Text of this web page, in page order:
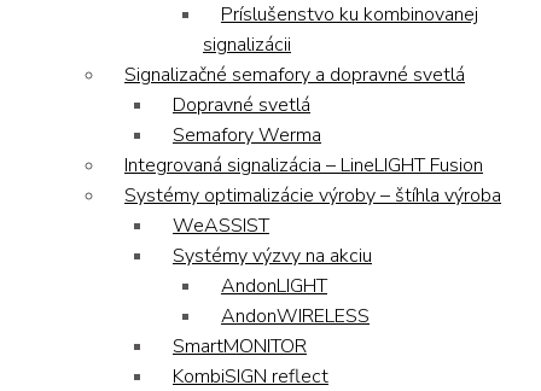
Príslušenstvo ku kombinovanej
signalizácii
Signalizačné semafory a dopravné svetlá
Dopravné svetlá
Semafory Werma
Integrovaná signalizácia – LineLIGHT Fusion
Systémy optimalizácie výroby – štíhla výroba
WeASSIST
Systémy výzvy na akciu
AndonLIGHT
AndonWIRELESS
SmartMONITOR
KombiSIGN reflect